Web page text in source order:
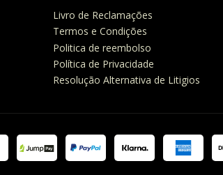
Livro de Reclamações
Termos e Condições
Politica de reembolso
Política de Privacidade
Resolução Alternativa de Litigios